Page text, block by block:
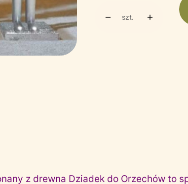
szt.
z drewna Dziadek do Orzechów to